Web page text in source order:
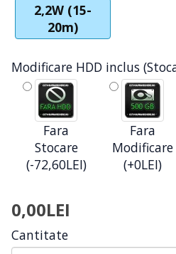
2,2W (15-
20m)
Modificare HDD inclus
Fara
Stocare
(-72,60LEI)
Fara
Modificare
(+0LEI)
0,00LEI
Cantitate